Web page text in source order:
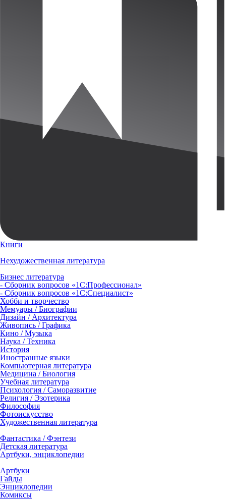
Книги
Нехудожественная литература
Бизнес литература
- Сборник вопросов «1С:Профессионал»
- Сборник вопросов «1С:Специалист»
Хобби и творчество
Мемуары / Биографии
Дизайн / Архитектура
Живопись / Графика
Кино / Музыка
Наука / Техника
История
Иностранные языки
Компьютерная литература
Медицина / Биология
Учебная литература
Психология / Саморазвитие
Религия / Эзотерика
Философия
Фотоискусство
Художественная литература
Фантастика / Фэнтези
Детская литература
Артбуки, энциклопедии
Артбуки
Гайды
Энциклопедии
Комиксы